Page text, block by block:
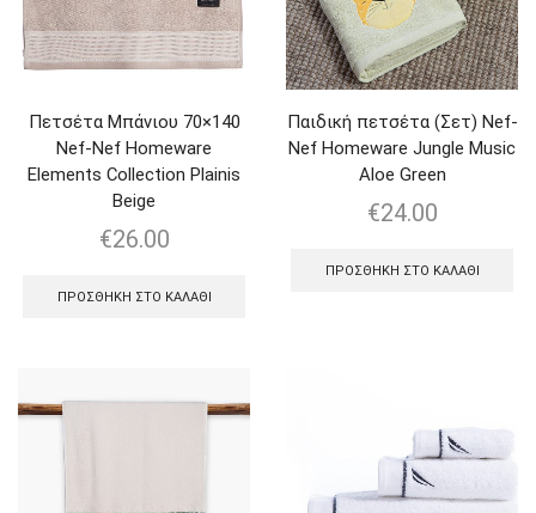
Πετσέτα Μπάνιου 70×140
Nef-Nef Homeware
Elements Collection Plainis
Beige
€26.00
ΠΡΟΣΘΉΚΗ ΣΤΟ ΚΑΛΆΘΙ
Παιδική πετσέτα (Σετ) Nef-
Nef Homeware Jungle Music
Aloe Green
€24.00
ΠΡΟΣΘΉΚΗ ΣΤΟ ΚΑΛΆΘΙ